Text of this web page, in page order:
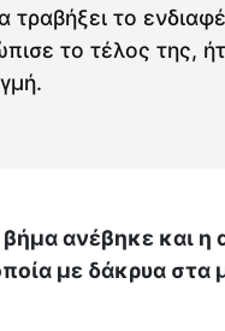
τραβήξει το
το τέλος της,
ανέβηκε και η
με δάκρυα στα